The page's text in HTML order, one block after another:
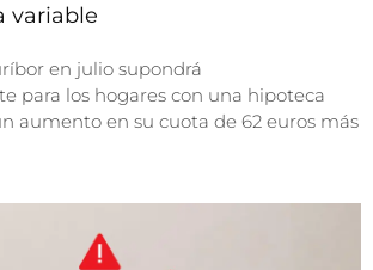
variable
en julio supondrá
para los hogares con una hipoteca
aumento en su cuota de 62 euros más